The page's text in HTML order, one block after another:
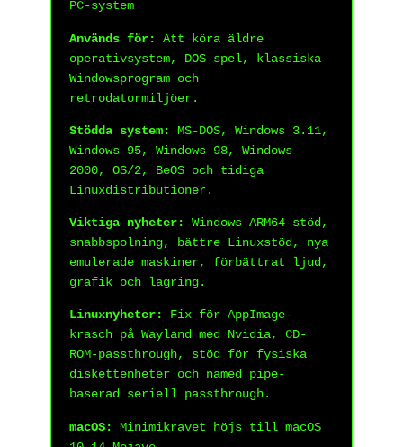
PC-system
Används för:
Att köra äldre
operativsystem, DOS-spel, klassiska
Windowsprogram och
retrodatormiljöer.
Stödda system:
MS-DOS, Windows 3.11,
Windows 95, Windows 98, Windows
2000, OS/2, BeOS och tidiga
Linuxdistributioner.
Viktiga nyheter:
Windows ARM64-stöd,
snabbspolning, bättre Linuxstöd, nya
emulerade maskiner, förbättrat ljud,
grafik och lagring.
Linuxnyheter:
Fix för AppImage-
krasch på Wayland med Nvidia, CD-
ROM-passthrough, stöd för fysiska
diskettenheter och named pipe-
baserad seriell passthrough.
macOS:
Minimikravet höjs till macOS